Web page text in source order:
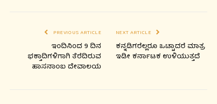
PREVIOUS ARTICLE
ಇಂದಿನಿಂದ 9 ದಿನ
ಭಕ್ತಾದಿಗಳಿಗಾಗಿ ತೆರೆದಿರುವ
ಹಾಸನಾಂಬ ದೇವಾಲಯ
NEXT ARTICLE
ಕನ್ನಡಿಗರೆಲ್ಲರೂ ಒಟ್ಟಾದರೆ ಮಾತ್ರ
ಇಡೀ ಕರ್ನಾಟಕ ಉಳಿಯುತ್ತದೆ